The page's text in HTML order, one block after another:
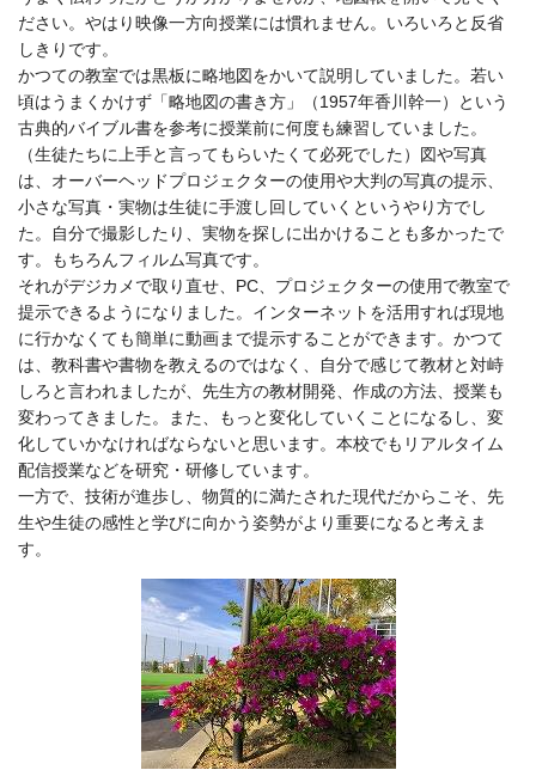
ださい。やはり映像一方向授業には慣れません。いろいろと反省
しきりです。
かつての教室では黒板に略地図をかいて説明していました。若い
頃はうまくかけず「略地図の書き方」（1957年香川幹一）という
古典的バイブル書を参考に授業前に何度も練習していました。
（生徒たちに上手と言ってもらいたくて必死でした）図や写真
は、オーバーヘッドプロジェクターの使用や大判の写真の提示、
小さな写真・実物は生徒に手渡し回していくというやり方でし
た。自分で撮影したり、実物を探しに出かけることも多かったで
す。もちろんフィルム写真です。
それがデジカメで取り直せ、PC、プロジェクターの使用で教室で
提示できるようになりました。インターネットを活用すれば現地
に行かなくても簡単に動画まで提示することができます。かつて
は、教科書や書物を教えるのではなく、自分で感じて教材と対峙
しろと言われましたが、先生方の教材開発、作成の方法、授業も
変わってきました。また、もっと変化していくことになるし、変
化していかなければならないと思います。本校でもリアルタイム
配信授業などを研究・研修しています。
一方で、技術が進歩し、物質的に満たされた現代だからこそ、先
生や生徒の感性と学びに向かう姿勢がより重要になると考えま
す。